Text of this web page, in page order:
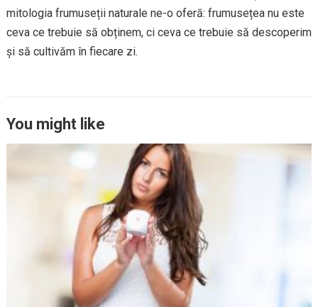
mitologia frumuseții naturale ne-o oferă: frumusețea nu este
ceva ce trebuie să obținem, ci ceva ce trebuie să descoperim
și să cultivăm în fiecare zi.
You might like